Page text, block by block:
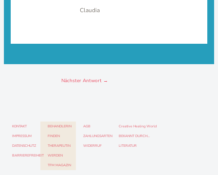
Claudia
Nächster Antwort →
KONTAKT
IMPRESSUM
DATENSCHUTZ
BARRIEREFREIHEIT
BEHANDLERIN
FINDEN
THERAPEUTIN
WERDEN
TFM MAGAZIN
Creative Healing World
BEKANNT DURCH…
LITERATUR
AGB
ZAHLUNGSARTEN
WIDERRUF